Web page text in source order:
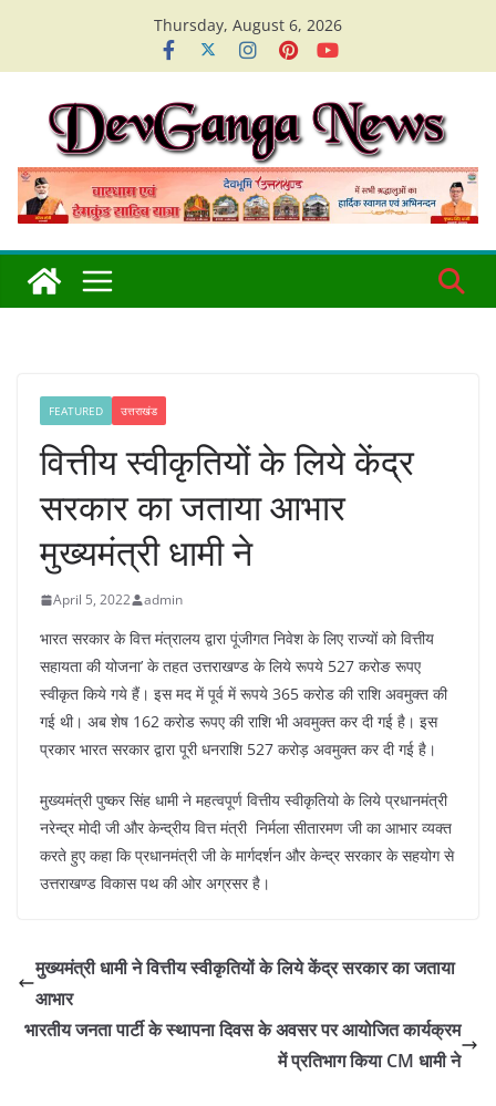
content
Thursday, August 6, 2026
FEATURED उत्तराखंड
वित्तीय स्वीकृतियों के लिये केंद्र
सरकार का जताया आभार
मुख्यमंत्री धामी ने
April 5, 2022 admin
भारत सरकार के वित्त मंत्रालय द्वारा पूंजीगत निवेश के लिए राज्यों को वित्तीय
सहायता की योजना’ के तहत उत्तराखण्ड के लिये रूपये 527 करोङ रूपए
स्वीकृत किये गये हैं। इस मद में पूर्व में रूपये 365 करोड की राशि अवमुक्त की
गई थी। अब शेष 162 करोड रूपए की राशि भी अवमुक्त कर दी गई है। इस
प्रकार भारत सरकार द्वारा पूरी धनराशि 527 करोड़ अवमुक्त कर दी गई है।
मुख्यमंत्री पुष्कर सिंह धामी ने महत्वपूर्ण वित्तीय स्वीकृतियो के लिये प्रधानमंत्री
नरेन्द्र मोदी जी और केन्द्रीय वित्त मंत्री निर्मला सीतारमण जी का आभार व्यक्त
करते हुए कहा कि प्रधानमंत्री जी के मार्गदर्शन और केन्द्र सरकार के सहयोग से
उत्तराखण्ड विकास पथ की ओर अग्रसर है।
मुख्यमंत्री धामी ने वित्तीय स्वीकृतियों के लिये केंद्र सरकार का जताया
आभार
भारतीय जनता पार्टी के स्थापना दिवस के अवसर पर आयोजित कार्यक्रम
में प्रतिभाग किया CM धामी ने